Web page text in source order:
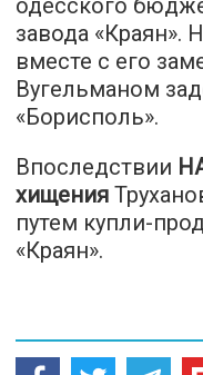
одесского
завода
вместе с его
Вугельманом
«Борисполь».
Впоследствии
хищения
путем купли-
«Краян».